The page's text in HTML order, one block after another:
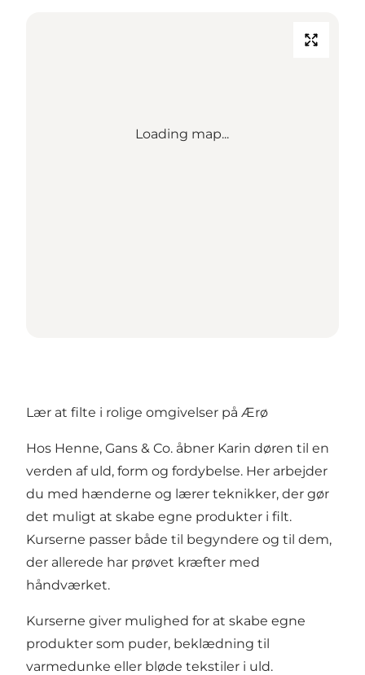
Loading map...
Lær at filte i rolige omgivelser på Ærø
Hos Henne, Gans & Co. åbner Karin døren til en
verden af uld, form og fordybelse. Her arbejder
du med hænderne og lærer teknikker, der gør
det muligt at skabe egne produkter i filt.
Kurserne passer både til begyndere og til dem,
der allerede har prøvet kræfter med
håndværket.
Kurserne giver mulighed for at skabe egne
produkter som puder, beklædning til
varmedunke eller bløde tekstiler i uld.